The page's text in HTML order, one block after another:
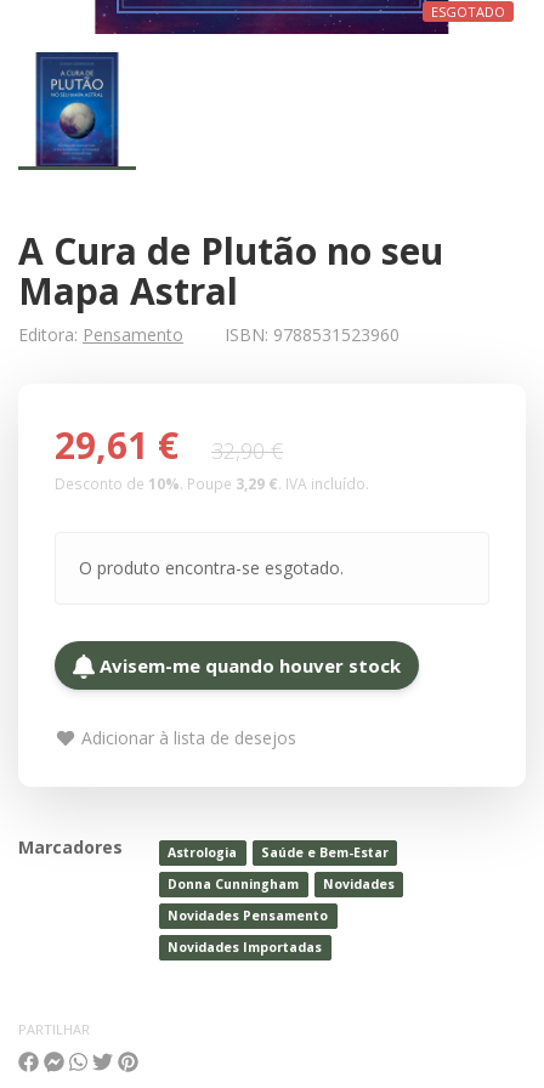
ESGOTADO
A Cura de Plutão no seu
Mapa Astral
Editora: Pensamento ISBN: 9788531523960
29,61 € 32,90 €
Desconto de 10%. Poupe 3,29 €. IVA incluído.
O produto encontra-se esgotado.
Avisem-me quando houver stock
Adicionar à lista de desejos
Marcadores Astrologia
Saúde e Bem-Estar
Donna Cunningham
Novidades
Novidades Pensamento
Novidades Importadas
PARTILHAR